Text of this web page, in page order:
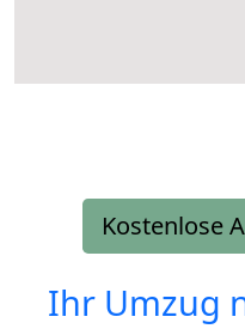
Kostenlose
Ihr Umzug